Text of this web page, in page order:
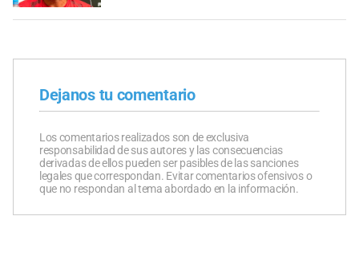
Dejanos tu comentario
Los comentarios realizados son de exclusiva
responsabilidad de sus autores y las consecuencias
derivadas de ellos pueden ser pasibles de las sanciones
legales que correspondan. Evitar comentarios ofensivos o
que no respondan al tema abordado en la información.